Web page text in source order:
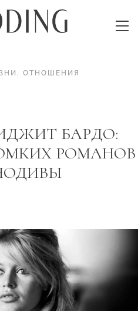
. ОТНОШЕНИЯ
БАРДО:
РОМАНОВ